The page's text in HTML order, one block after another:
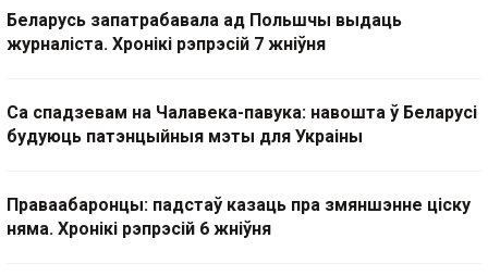
Беларусь запатрабавала ад Польшчы выдаць
журналіста. Хронікі рэпрэсій 7 жніўня
Са спадзевам на Чалавека-павука: навошта ў Беларусі
будуюць патэнцыйныя мэты для Украіны
Праваабаронцы: падстаў казаць пра змяншэнне ціску
няма. Хронікі рэпрэсій 6 жніўня